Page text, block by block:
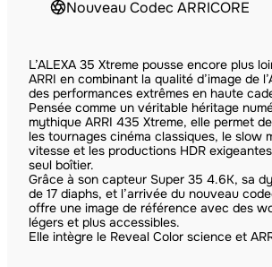
Nouveau Codec ARRICORE
L’ALEXA 35 Xtreme pousse encore plus
ARRI en combinant la qualité d’image de
des performances extrêmes en haute
Pensée comme un véritable héritage
mythique ARRI 435 Xtreme, elle permet
les tournages cinéma classiques, le slow
vitesse et les productions HDR
seul boîtier.
Grâce à son capteur Super 35 4.6K, sa
de 17 diaphs, et l’arrivée du nouveau
offre une image de référence avec des
légers et plus accessibles.
Elle intègre le Reveal Color science et